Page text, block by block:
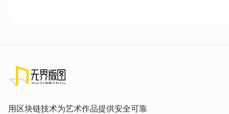
用区块链技术为艺术作品提供安全可靠